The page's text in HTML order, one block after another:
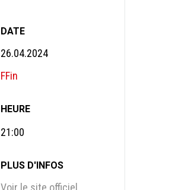
DATE
26.04.2024
FFin
HEURE
21:00
PLUS D'INFOS
Voir le site officiel